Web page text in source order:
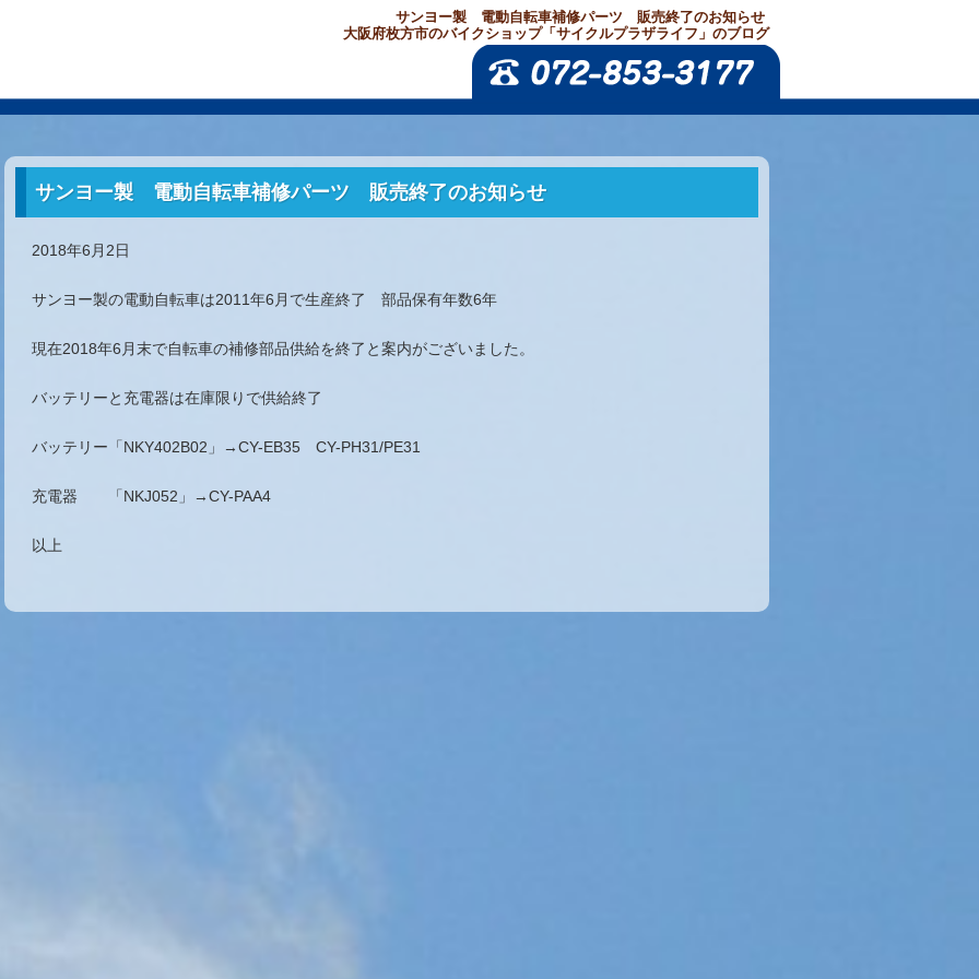
サンヨー製 電動自転車補修パーツ 販売終了のお知らせ
大阪府枚方市のバイクショップ「サイクルプラザライフ」のブログ
サンヨー製 電動自転車補修パーツ 販売終了のお知らせ
2018年6月2日
サンヨー製の電動自転車は2011年6月で生産終了 部品保有年数6年
現在2018年6月末で自転車の補修部品供給を終了と案内がございました。
バッテリーと充電器は在庫限りで供給終了
バッテリー「NKY402B02」→CY-EB35 CY-PH31/PE31
充電器 「NKJ052」→CY-PAA4
以上